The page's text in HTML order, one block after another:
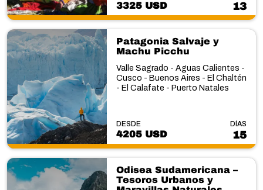
3325 USD 13
Patagonia Salvaje y
Machu Picchu
Valle Sagrado - Aguas Calientes -
Cusco - Buenos Aires - El Chaltén
- El Calafate - Puerto Natales
DESDE
4205 USD
DÍAS
15
Odisea Sudamericana –
Tesoros Urbanos y